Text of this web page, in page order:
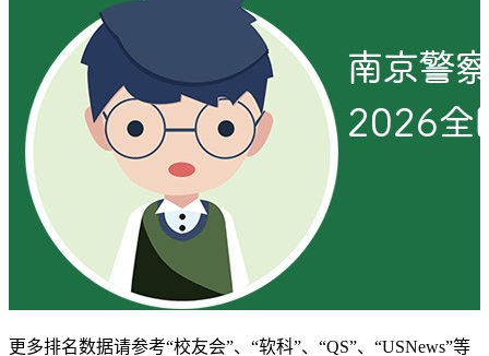
更多排名数据请参考“校友会”、“软科”、“QS”、“USNews”等